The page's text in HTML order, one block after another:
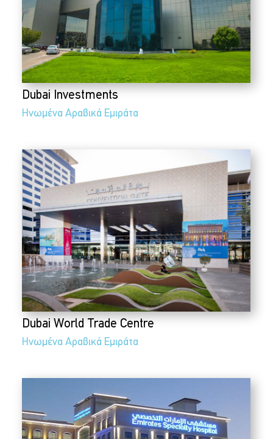
Dubai Investments
Ηνωμένα Αραβικά Εμιράτα
Dubai World Trade Centre
Ηνωμένα Αραβικά Εμιράτα